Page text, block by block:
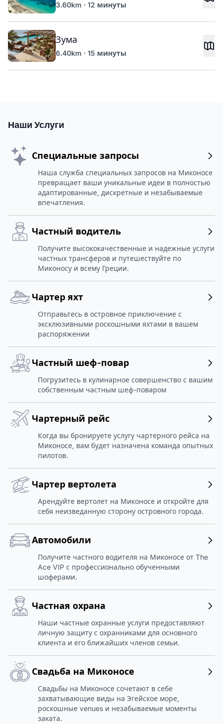
3.60km · 12 минуты
Зума
6.40km · 15 минуты
Наши Услуги
Специальные запросы
Наша служба специальных запросов на Миконосе
превращает ваши уникальные идеи в полностью
адаптированные, дискретные и незабываемые
впечатления.
Частный водитель
Получите высококачественные и надежные услуги
частных трансферов и путешествуйте по
Миконосу и всему Греции.
Чартер яхт
Отправьтесь в островное приключение с
эксклюзивными роскошными яхтами в вашем
распоряжении
Частный шеф-повар
Погрузитесь в кулинарное совершенство с вашим
собственным частным шеф-поваром
Чартерный рейс
Когда вы бронируете услугу чартерного рейса на
Миконосе, вам будет назначена команда опытных
пилотов.
Чартер вертолета
Арендуйте вертолет на Миконосе и откройте для
себя неизведанную сторону островного города.
Автомобили
Получите частного водителя на Миконосе от The
Ace VIP с профессионально обученными
шоферами.
Частная охрана
Наши частные охранные услуги предоставляют
личную защиту с охранниками для основного
клиента и его ближайших членов семьи.
Свадьба на Миконосе
Свадьбы на Миконосе сочетают в себе
захватывающие виды на Эгейское море,
роскошные venues и незабываемые моменты
заката.